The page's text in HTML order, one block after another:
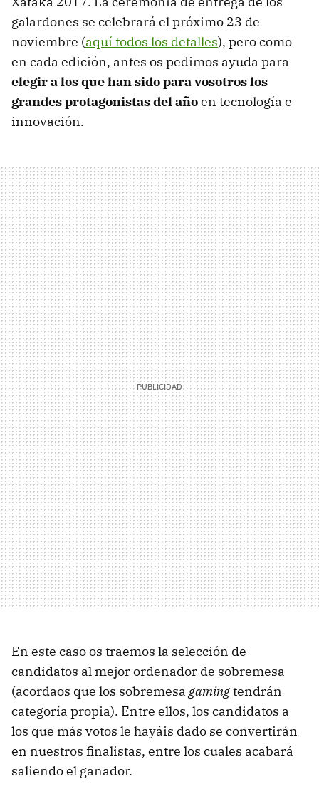
galardones se celebrará el próximo 23 de
noviembre (aquí todos los detalles), pero como
en cada edición, antes os pedimos ayuda para
elegir a los que han sido para vosotros los
grandes protagonistas del añoen tecnología e
innovación.
En este caso os traemos la selección de
candidatos al mejor ordenador de sobremesa
(acordaos que los sobremesa gamingtendrán
categoría propia). Entre ellos, los candidatos a
los que más votos le hayáis dado se convertirán
en nuestros finalistas, entre los cuales acabará
saliendo el ganador.